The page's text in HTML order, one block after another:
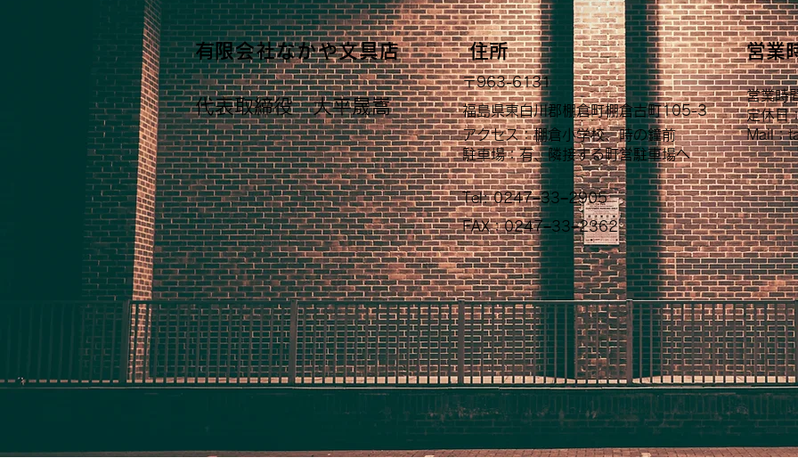
​有限会社なかや文具店
代表取締役 大平晟嵩
住所
〒963-6131
福島県東白川郡棚倉町棚倉古町105-3
​アクセス：棚倉小学校、時の鐘前
駐車場：有、隣接する町営駐車場へ
Tel: 0247−33−2905
FAX：0247−33−2362
営業
営業時
定休日
Mail：